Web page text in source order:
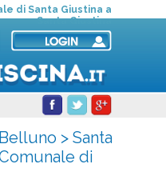
di Santa Giustina a
Santa Giustina
Belluno > Santa
di